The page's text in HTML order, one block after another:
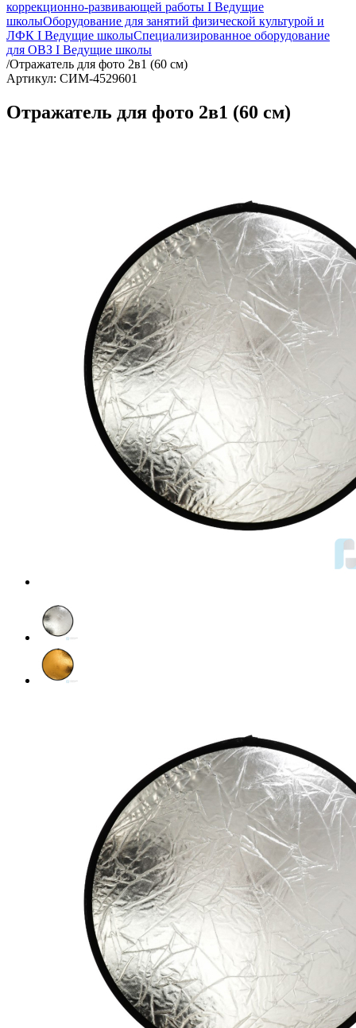
коррекционно-развивающей работы I Ведущие
школыОборудование для занятий физической культурой и
ЛФК I Ведущие школыСпециализированное оборудование
для ОВЗ I Ведущие школы
/Отражатель для фото 2в1 (60 см)
Артикул: СИМ-4529601
Отражатель для фото 2в1 (60 см)